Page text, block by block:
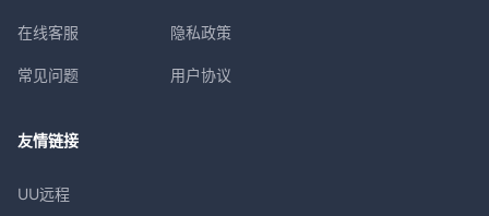
在线客服
常见问题
隐私政策
用户协议
友情链接
UU远程